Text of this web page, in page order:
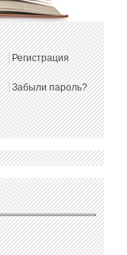
Регистрация
Забыли пароль?